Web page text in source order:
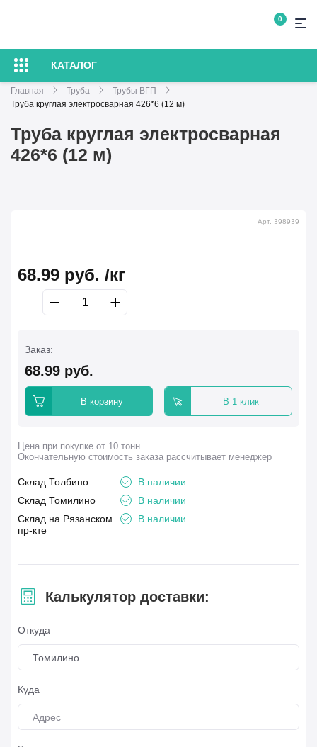
0
КАТАЛОГ
Главная Труба
Трубы ВГП
Труба круглая электросварная 426*6 (12 м)
Труба круглая электросварная
426*6 (12 м)
Арт. 398939
68.99 руб. /кг
Заказ:
68.99 руб.
В корзину В 1 клик
Цена при покупке от 10 тонн.
Окончательную стоимость заказа рассчитывает менеджер
Склад Толбино
В наличии
Склад Томилино
В наличии
Склад на Рязанском
пр-кте
В наличии
Калькулятор доставки:
Откуда
Томилино
Куда